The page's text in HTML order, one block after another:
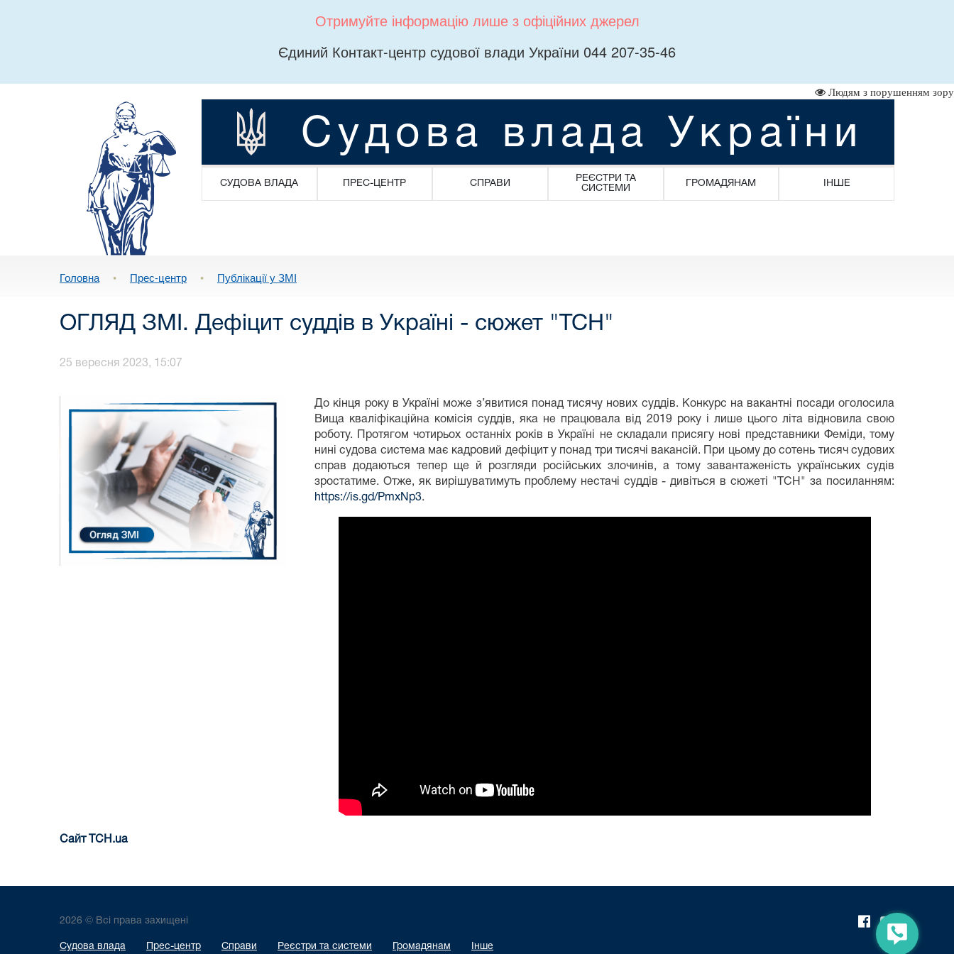
Отримуйте інформацію лише з офіційних джерел
Єдиний Контакт-центр судової влади України 044 207-35-46
Людям з порушенням зору
Судова влада України
СУДОВА ВЛАДА ПРЕС-ЦЕНТР СПРАВИ
РЕЄСТРИ ТА
СИСТЕМИ
ГРОМАДЯНАМ ІНШЕ
Головна • Прес-центр • Публікації у ЗМІ
ОГЛЯД ЗМІ. Дефіцит суддів в Україні - сюжет "ТСН"
25 вересня 2023, 15:07
До кінця року в Україні може з’явитися понад тисячу нових суддів. Конкурс на вакантні посади оголосила
Вища кваліфікаційна комісія суддів, яка не працювала від 2019 року і лише цього літа відновила свою
роботу. Протягом чотирьох останніх років в Україні не складали присягу нові представники Феміди, тому
нині судова система має кадровий дефіцит у понад три тисячі вакансій. При цьому до сотень тисяч судових
справ додаються тепер ще й розгляди російських злочинів, а тому завантаженість українських судів
зростатиме. Отже, як вирішуватимуть проблему нестачі суддів - дивіться в сюжеті "ТСН" за посиланням:
https://is.gd/PmxNp3.
Сайт ТСН.ua
2026 © Всі права захищені
Судова влада Прес-центр Справи Реєстри та системи Громадянам Інше